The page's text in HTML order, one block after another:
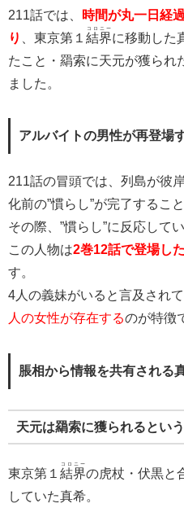
211話では、
時間が丸一日経
り
、東京第１ 結界
コロニー
に移動した
たこと・羂索に天元が獲られ
ました。
アルバイトの男性が再登場
211話の冒頭では、列島が彼
化前の”慣らし”が完了すること
その際、”慣らし”に反応して
この人物は2巻12話で登場し
す。
4人の義妹がいると言及されて
人の女性が存在するのが特徴
脹相から情報を共有される
天元は羂索に獲られるとい
東京第１ 結界
コロニー
の虎杖・伏黒と
していた真希。